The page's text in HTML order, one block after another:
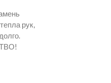
рук,